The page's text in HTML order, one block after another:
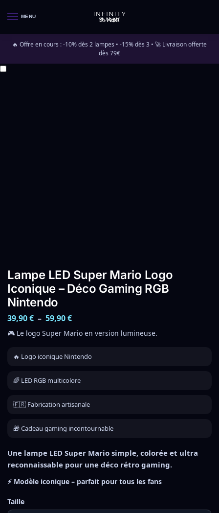
MENU
🔥 Offre en cours : -10% dès 2 lampes • -15% dès 3 • 🚀 Livraison offerte
dès 79€
Lampe LED Super Mario Logo
Iconique – Déco Gaming RGB
Nintendo
39,90€ – 59,90€
🎮 Le logo Super Mario en version lumineuse.
🔥 Logo iconique Nintendo
🌈 LED RGB multicolore
🇫🇷 Fabrication artisanale
🎁 Cadeau gaming incontournable
Une lampe LED Super Mario simple, colorée et ultra
reconnaissable pour une déco rétro gaming.
⚡ Modèle iconique – parfait pour tous les fans
Taille